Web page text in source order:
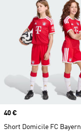
Prix
40 €
Short Domicile FC Bayern